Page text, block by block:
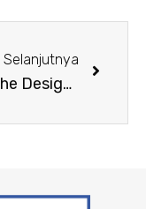
Selanjutnya
Meet The Designers : “Cross Cultural Design Residency in Bali and St.Etienne”￼